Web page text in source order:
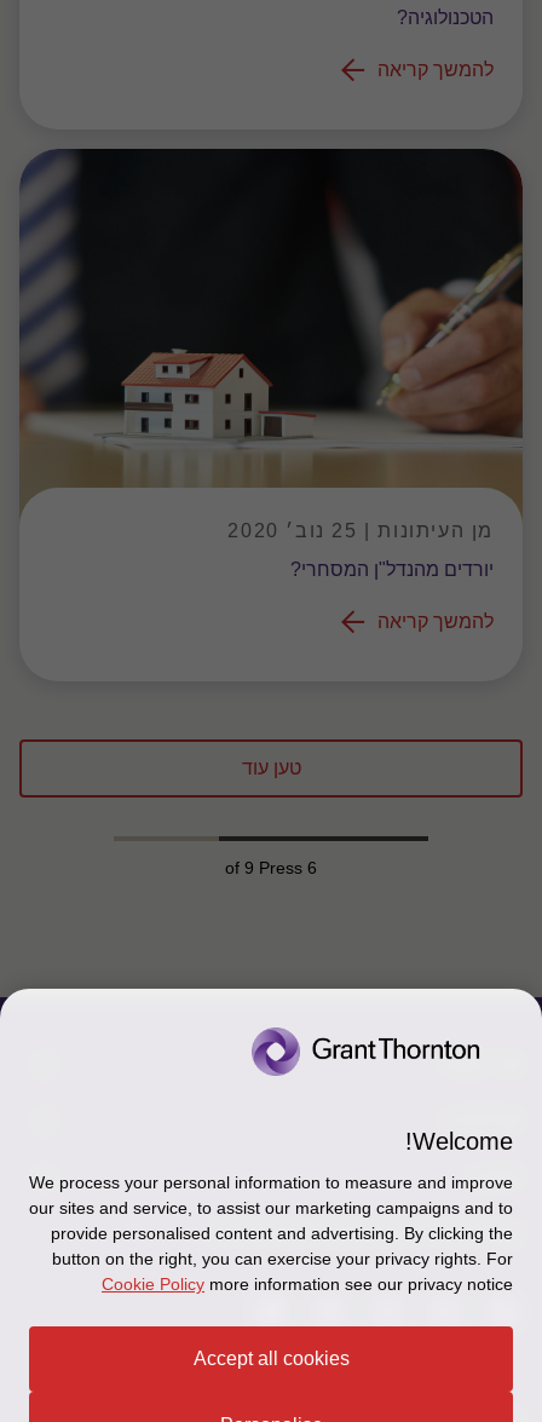
הטכנולוגיה?
להמשך קריאה
מן העיתונות | 25 נוב׳ 2020
יורדים מהנדל"ן המסחרי?
להמשך קריאה
טען עוד
6
צור קשר
כניסה לעובדים - דוא"ל
כניסה לעובדים - דוחות עבודה
אודותינו
זיכרון והנצחה
תקנון
מדיניות הפרטיות
Disclaimer
Ethics Hotline
עקבו אחרינו ברשתות החברתיות
Welcome!
We process your personal information to measure and improve
our sites and service, to assist our marketing campaigns and to
provide personalised content and advertising. By clicking the
button on the right, you can exercise your privacy rights. For
more information see our privacy notice
Cookie Policy
Accept all cookies